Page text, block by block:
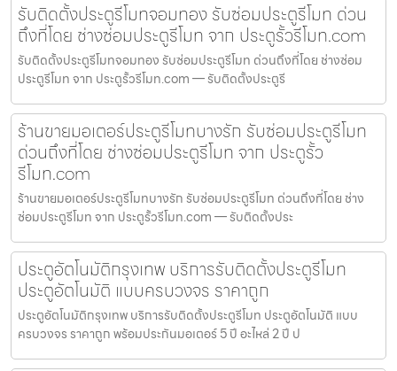
รับติดตั้งประตูรีโมทจอมทอง รับซ่อมประตูรีโมท ด่วน
ถึงที่โดย ช่างซ่อมประตูรีโมท จาก ประตูรั้วรีโมท.com
รับติดตั้งประตูรีโมทจอมทอง รับซ่อมประตูรีโมท ด่วนถึงที่โดย ช่างซ่อม
ประตูรีโมท จาก ประตูรั้วรีโมท.com — รับติดตั้งประตูรี
ร้านขายมอเตอร์ประตูรีโมทบางรัก รับซ่อมประตูรีโมท
ด่วนถึงที่โดย ช่างซ่อมประตูรีโมท จาก ประตูรั้ว
รีโมท.com
ร้านขายมอเตอร์ประตูรีโมทบางรัก รับซ่อมประตูรีโมท ด่วนถึงที่โดย ช่าง
ซ่อมประตูรีโมท จาก ประตูรั้วรีโมท.com — รับติดตั้งประ
ประตูอัตโนมัติกรุงเทพ บริการรับติดตั้งประตูรีโมท
ประตูอัตโนมัติ แบบครบวงจร ราคาถูก
ประตูอัตโนมัติกรุงเทพ บริการรับติดตั้งประตูรีโมท ประตูอัตโนมัติ แบบ
ครบวงจร ราคาถูก พร้อมประกันมอเตอร์ 5 ปี อะไหล่ 2 ปี ป